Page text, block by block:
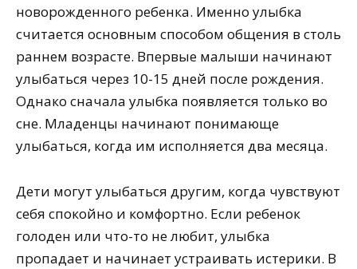
новорожденного ребенка. Именно улыбка
считается основным способом общения в столь
раннем возрасте. Впервые малыши начинают
улыбаться через 10-15 дней после рождения.
Однако сначала улыбка появляется только во
сне. Младенцы начинают понимающе
улыбаться, когда им исполняется два месяца.
Дети могут улыбаться другим, когда чувствуют
себя спокойно и комфортно. Если ребенок
голоден или что-то не любит, улыбка
пропадает и начинает устраивать истерики. В